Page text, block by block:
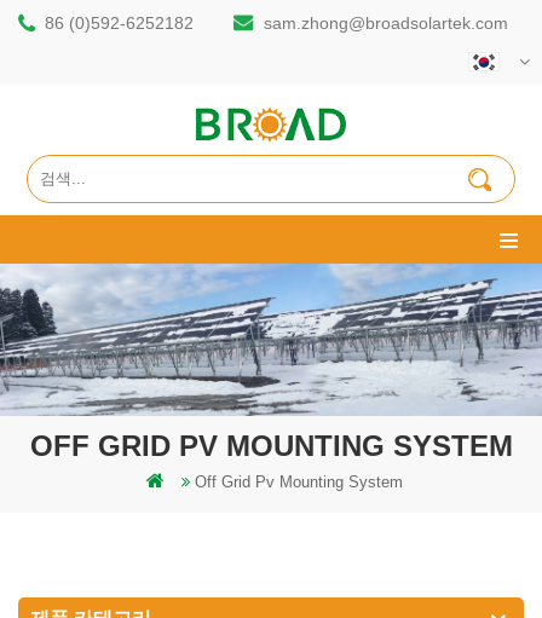
86 (0)592-6252182 sam.zhong@broadsolartek.com
OFF GRID PV MOUNTING SYSTEM
Off Grid Pv Mounting System